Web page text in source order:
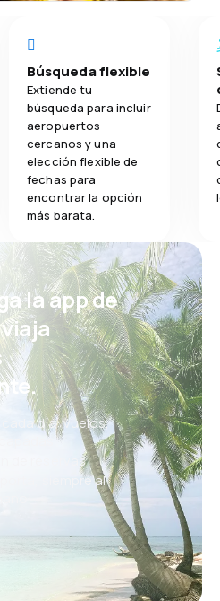
Búsqueda flexible
Extiende tu
búsqueda para incluir
aeropuertos
cercanos y una
elección flexible de
fechas para
encontrar la opción
más barata.
la app de
viaja
cada día: vuelos,
de reservas
siempre al